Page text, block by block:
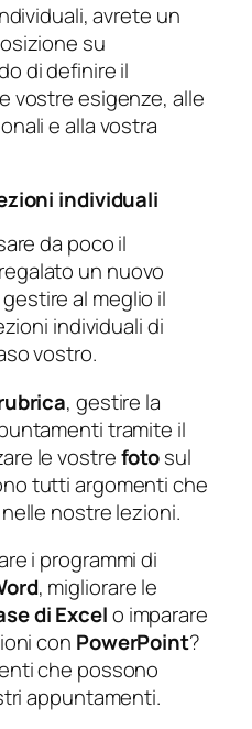
avrete un
su
di definire il
vostre esigenze, alle
e alla vostra
individuali
da poco il
un nuovo
al meglio il
individuali di
vostro.
, gestire la
tramite il
le vostrefotosul
tutti argomenti che
nostre lezioni.
i programmi di
, migliorare le
di Excelo imparare
con PowerPoint?
che possono
appuntamenti.